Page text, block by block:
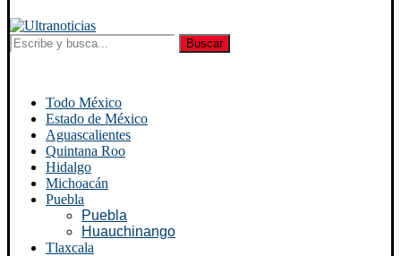
Buscar
Todo México
Estado de México
Aguascalientes
Quintana Roo
Hidalgo
Michoacán
Puebla
Puebla
Huauchinango
Tlaxcala